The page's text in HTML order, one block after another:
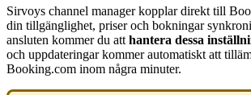
Sirvoys channel manager kopplar direkt till
din tillgänglighet, priser och bokningar
ansluten kommer du att hantera dessa instä
och uppdateringar kommer automatiskt att tillä
Booking.com inom några minuter.